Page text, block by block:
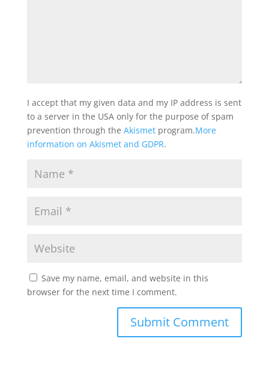
I accept that my given data and my IP address is sent
to a server in the USA only for the purpose of spam
prevention through the Akismetprogram.More
information on Akismet and GDPR.
Save my name, email, and website in this
browser for the next time I comment.